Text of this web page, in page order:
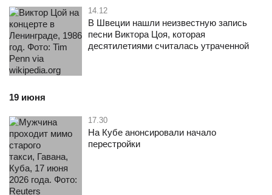
В Швеции нашли неизвестную запись
песни Виктора Цоя, которая
десятилетиями считалась утраченной
14.12
19 июня
На Кубе анонсировали начало
перестройки
17.30